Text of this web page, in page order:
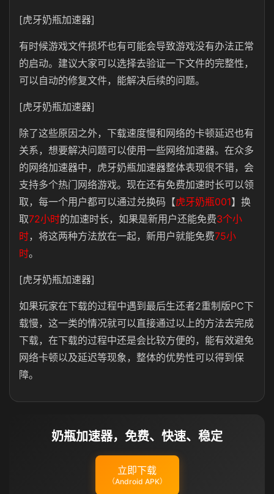
[虎牙奶瓶加速器]
有时候游戏文件损坏也有可能会导致游戏没有办法正常
的启动。建议大家可以选择去验证一下文件的完整性，
可以自动的修复文件，能解决后续的问题。
[虎牙奶瓶加速器]
除了这些原因之外，下载速度慢和网络的卡顿延迟也有
关系，想要解决问题可以使用一些网络加速器。在众多
的网络加速器中，虎牙奶瓶加速器整体表现很不错，会
支持多个热门网络游戏。现在还有免费加速时长可以领
取，每一个用户都可以通过兑换码【虎牙奶瓶001】换
取72小时的加速时长，如果是新用户还能免费3个小
时，将这两种方法放在一起，新用户就能免费75小
时。
[虎牙奶瓶加速器]
如果玩家在下载的过程中遇到最后生还者2重制版PC下
载慢，这一类的情况就可以直接通过以上的方法去完成
下载，在下载的过程中还是会比较方便的，能有效避免
网络卡顿以及延迟等现象，整体的优势性可以得到保
障。
奶瓶加速器，免费、快速、稳定
立即下载
（Android APK）